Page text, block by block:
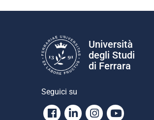
Università
degli Studi
di Ferrara
Seguici su
Facebook
LinkedinInstagram
Youtube